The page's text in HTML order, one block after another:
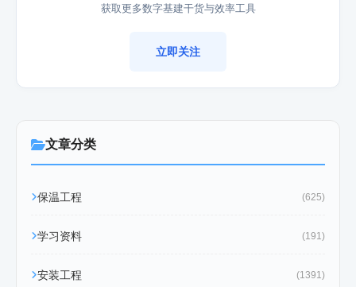
获取更多数字基建干货与效率工具
立即关注
文章分类
保温工程 (625)
学习资料 (191)
安装工程 (1391)